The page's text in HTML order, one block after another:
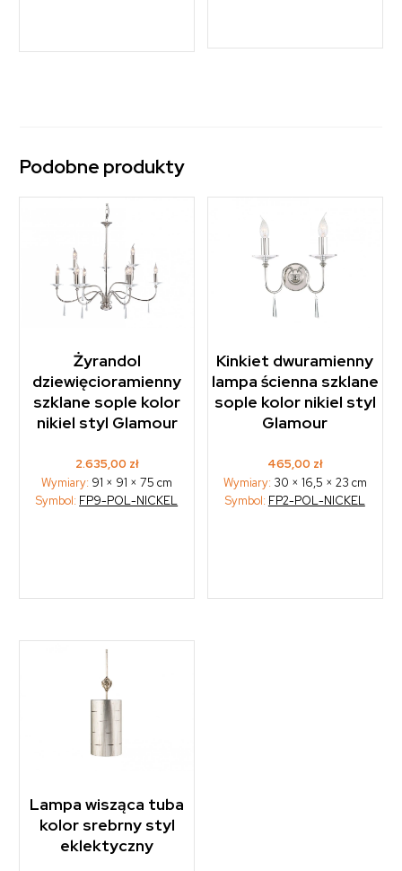
Podobne produkty
Żyrandol
dziewięcioramienny
szklane sople kolor
nikiel styl Glamour
2.635,00 zł
Wymiary: 91 × 91 × 75 cm
Symbol: FP9-POL-NICKEL
Kinkiet dwuramienny
lampa ścienna szklane
sople kolor nikiel styl
Glamour
465,00 zł
Wymiary: 30 × 16,5 × 23 cm
Symbol: FP2-POL-NICKEL
Lampa wisząca tuba
kolor srebrny styl
eklektyczny